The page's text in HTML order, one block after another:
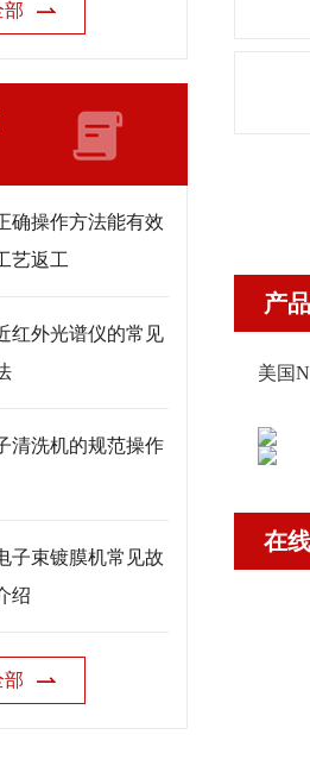
部
确操作方法能有效
艺返工
红外光谱仪的常见
清洗机的规范操作
子束镀膜机常见故
绍
部
产
美国
在